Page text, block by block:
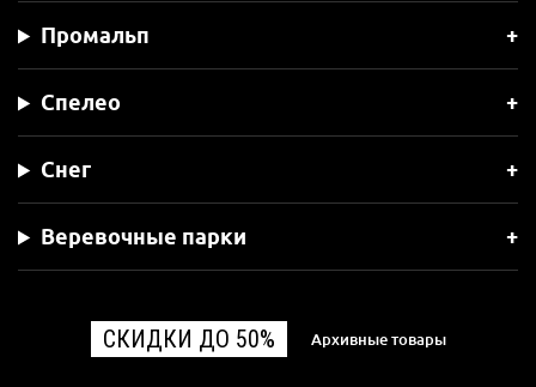
Промальп
Спелео
Снег
Веревочные парки
СКИДКИ ДО 50% Архивные товары